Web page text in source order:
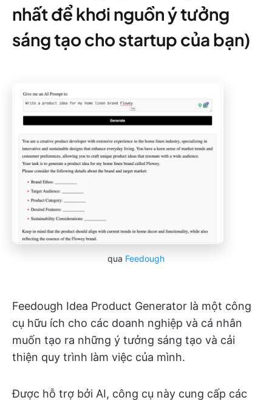
nhất để khơi nguồn ý tưởng
sáng tạo cho startup của bạn)
qua Feedough
Feedough Idea Product Generator là một công
cụ hữu ích cho các doanh nghiệp và cá nhân
muốn tạo ra những ý tưởng sáng tạo và cải
thiện quy trình làm việc của mình.
Được hỗ trợ bởi AI, công cụ này cung cấp các